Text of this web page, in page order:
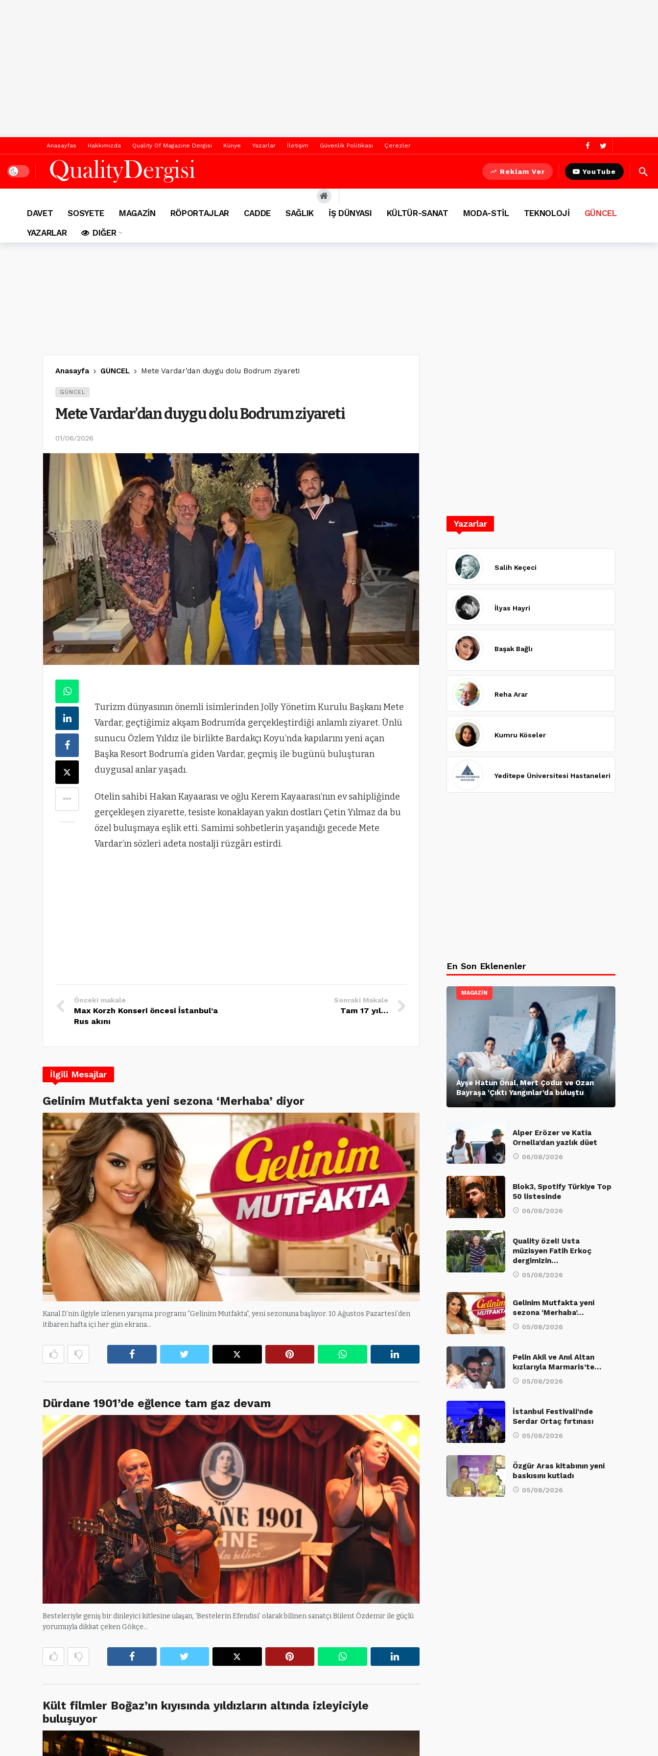
Anasayfas Hakkımızda Quality Of Magazine Dergisi Künye Yazarlar İletişim Güvenlik Politikası Çerezler
Dark mode Reklam Ver YouTube
DAVET SOSYETE MAGAZİN RÖPORTAJLAR CADDE SAĞLIK İŞ DÜNYASI KÜLTÜR-SANAT MODA-STİL TEKNOLOJİ
GÜNCEL
YAZARLAR
DIĞER
Anasayfa GÜNCEL Mete Vardar’dan duygu dolu Bodrum ziyareti
GÜNCEL
Mete Vardar’dan duygu dolu Bodrum ziyareti
01/06/2026
Turizm dünyasının önemli isimlerinden Jolly Yönetim Kurulu Başkanı Mete
Vardar, geçtiğimiz akşam Bodrum’da gerçekleştirdiği anlamlı ziyaret. Ünlü
sunucu Özlem Yıldız ile birlikte Bardakçı Koyu’nda kapılarını yeni açan
Başka Resort Bodrum’a giden Vardar, geçmiş ile bugünü buluşturan
duygusal anlar yaşadı.
Otelin sahibi Hakan Kayaarası ve oğlu Kerem Kayaarası’nın ev sahipliğinde
gerçekleşen ziyarette, tesiste konaklayan yakın dostları Çetin Yılmaz da bu
özel buluşmaya eşlik etti. Samimi sohbetlerin yaşandığı gecede Mete
Vardar’ın sözleri adeta nostalji rüzgârı estirdi.
Önceki makale
Max Korzh Konseri öncesi İstanbul’a
Rus akını
Sonraki Makale
Tam 17 yıl…
İlgili Mesajlar
Gelinim Mutfakta yeni sezona ‘Merhaba’ diyor
Kanal D’nin ilgiyle izlenen yarışma programı “Gelinim Mutfakta”, yeni sezonuna başlıyor. 10 Ağustos Pazartesi’den
itibaren hafta içi her gün ekrana…
Dürdane 1901’de eğlence tam gaz devam
Besteleriyle geniş bir dinleyici kitlesine ulaşan, ‘Bestelerin Efendisi’ olarak bilinen sanatçı Bülent Özdemir ile güçlü
yorumuyla dikkat çeken Gökçe…
Kült filmler Boğaz’ın kıyısında yıldızların altında izleyiciyle
buluşuyor
Yazarlar
Salih Keçeci
İlyas Hayri
Başak Bağlı
Reha Arar
Kumru Köseler
Yeditepe Üniversitesi Hastaneleri
En Son Eklenenler
MAGAZİN
Ayşe Hatun Önal, Mert Çodur ve Ozan
Bayraşa ‘Çıktı Yangınlar’da buluştu
Alper Erözer ve Katia
Ornella’dan yazlık düet
06/08/2026
Blok3, Spotify Türkiye Top
50 listesinde
06/08/2026
Quality özel! Usta
müzisyen Fatih Erkoç
dergimizin…
05/08/2026
Gelinim Mutfakta yeni
sezona ‘Merhaba’…
05/08/2026
Pelin Akil ve Anıl Altan
kızlarıyla Marmaris’te…
05/08/2026
İstanbul Festivali’nde
Serdar Ortaç fırtınası
05/08/2026
Özgür Aras kitabının yeni
baskısını kutladı
05/08/2026